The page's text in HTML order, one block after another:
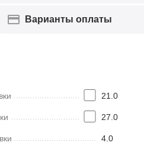
Варианты оплаты
21.0
27.0
4.0